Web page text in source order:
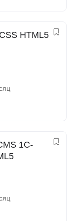
HTML5
1С-